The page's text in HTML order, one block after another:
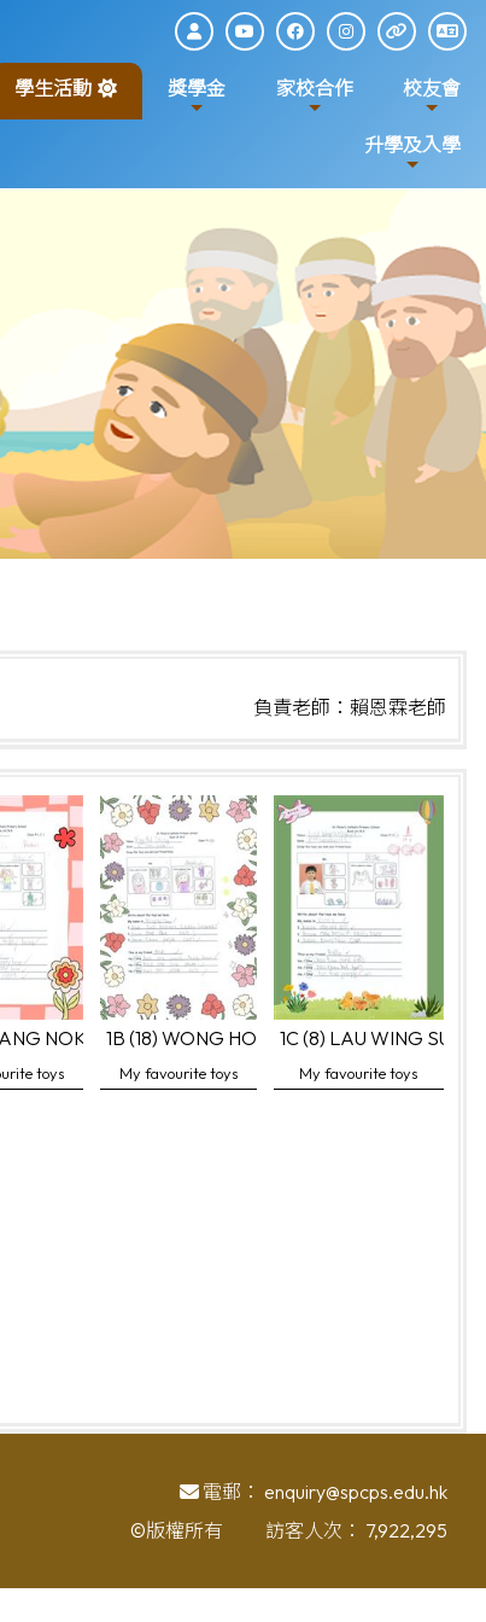
學生活動 獎學金 家校合作 校友會
升學及入學
負責老師：賴恩霖老師
NOK YAU Bella
toys
1B (18) WONG HOI CHING Hoi Ching
My favourite toys
1C (8) LAU WING SUM
My favourite toys
電郵： enquiry@spcps.edu.hk
©版權所有 訪客人次： 7,922,295